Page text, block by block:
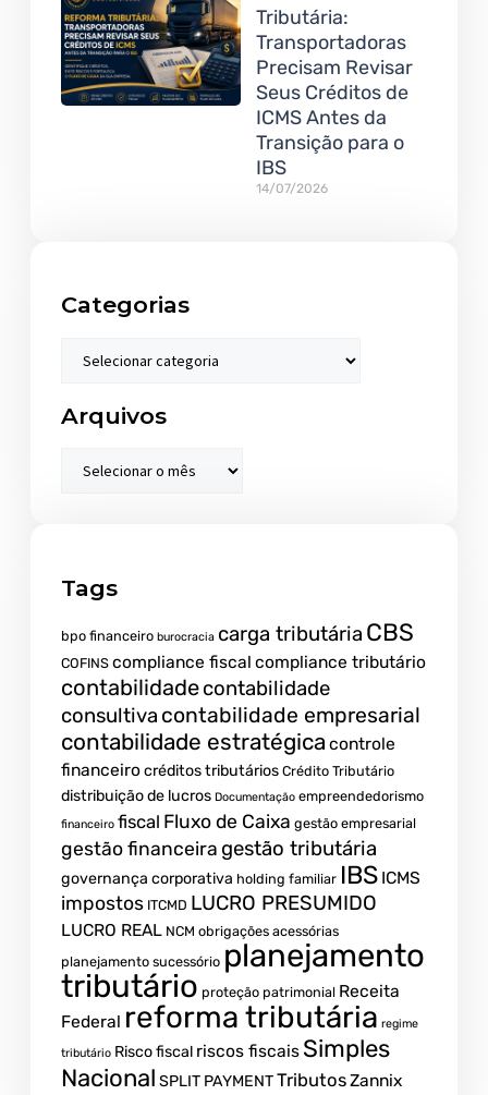
Tributária:
Transportadoras
Precisam Revisar
Seus Créditos de
ICMS Antes da
Transição para o
IBS
14/07/2026
Categorias
Arquivos
Tags
bpo financeiro burocracia carga tributária CBS
COFINS compliance fiscal compliance tributário
contabilidadecontabilidade
consultiva contabilidade empresarial
contabilidade estratégica controle
financeirocréditos tributários Crédito Tributário
distribuição de lucros Documentação empreendedorismo
financeiro fiscal Fluxo de Caixa gestão empresarial
gestão financeira gestão tributária
governança corporativa holding familiar IBS ICMS
impostos ITCMD LUCRO PRESUMIDO
LUCRO REAL NCM obrigações acessórias
planejamento sucessório planejamento
tributário proteção patrimonial Receita
Federal reforma tributária regime
tributário Risco fiscal riscos fiscais Simples
Nacional SPLIT PAYMENTTributosZannix